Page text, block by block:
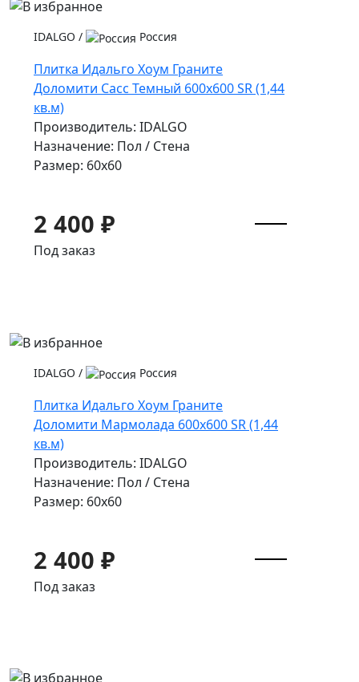
IDALGO / Россия
Плитка Идальго Хоум Граните
Доломити Сасс Темный 600x600 SR (1,44
кв.м)
Производитель: IDALGO
Назначение: Пол / Стена
Размер: 60x60
2 400 ₽
Под заказ
IDALGO / Россия
Плитка Идальго Хоум Граните
Доломити Мармолада 600x600 SR (1,44
кв.м)
Производитель: IDALGO
Назначение: Пол / Стена
Размер: 60x60
2 400 ₽
Под заказ